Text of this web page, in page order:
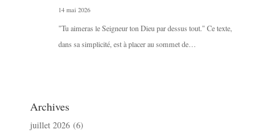
14 mai 2026
"Tu aimeras le Seigneur ton Dieu par dessus tout." Ce texte,
dans sa simplicité, est à placer au sommet de…
Archives
juillet 2026 (6)